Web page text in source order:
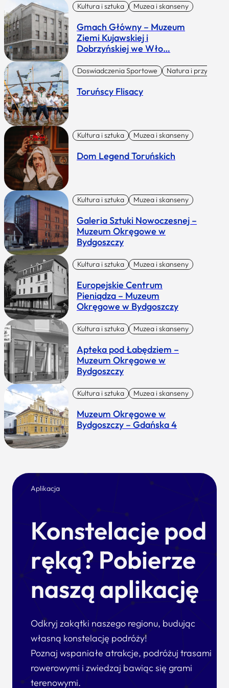
Kultura i sztuka Muzea i skanseny
Gmach Główny – Muzeum
Ziemi Kujawskiej i
Dobrzyńskiej we Wło…
Doswiadczenia Sportowe Natura i przygoda
Toruńscy Flisacy
Kultura i sztuka Muzea i skanseny
Dom Legend Toruńskich
Kultura i sztuka Muzea i skanseny
Galeria Sztuki Nowoczesnej –
Muzeum Okręgowe w
Bydgoszczy
Kultura i sztuka Muzea i skanseny
Europejskie Centrum
Pieniądza – Muzeum
Okręgowe w Bydgoszczy
Kultura i sztuka Muzea i skanseny
Apteka pod Łabędziem –
Muzeum Okręgowe w
Bydgoszczy
Kultura i sztuka Muzea i skanseny
Muzeum Okręgowe w
Bydgoszczy – Gdańska 4
Aplikacja
Konstelacje pod
ręką? Pobierze
naszą aplikację
Odkryj zakątki naszego regionu, budując
własną konstelację podróży!
Poznaj wspaniałe atrakcje, podróżuj trasami
rowerowymi i zwiedzaj bawiąc się grami
terenowymi.